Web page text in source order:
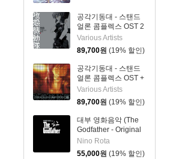
edition)[2LP]
공각기동대 - 스탠드
얼론 콤플렉스 OST 2
애니메이션 음악
(Ghost In The Shell
STAND ALONE
COMPLEX O.S.T.2)
[2LP]
Various Artists
89,700원 (19% 할인)
공각기동대 - 스탠드
얼론 콤플렉스 OST +
애니메이션 음악
(Ghost In The Shell
STAND ALONE
COMPLEX O.S.T.＋)
[2LP]
Various Artists
89,700원 (19% 할인)
대부 영화음악 (The
Godfather - Original
Picture Soundtrack)
[LP]
Nino Rota
55,000원 (19% 할인)